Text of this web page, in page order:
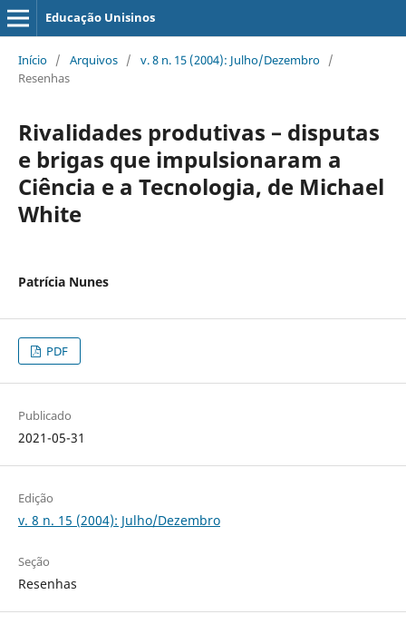
Educação Unisinos
Início / Arquivos / v. 8 n. 15 (2004): Julho/Dezembro /
Resenhas
Rivalidades produtivas – disputas
e brigas que impulsionaram a
Ciência e a Tecnologia, de Michael
White
Patrícia Nunes
PDF
Publicado
2021-05-31
Edição
v. 8 n. 15 (2004): Julho/Dezembro
Seção
Resenhas